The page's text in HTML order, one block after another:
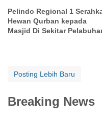
Pelindo Regional 1
Hewan Qurban kepada
Masjid Di Sekitar
Posting Lebih Baru
Breaking News